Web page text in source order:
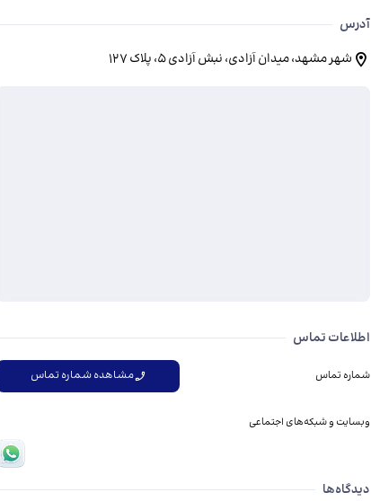
آدرس
شهر مشهد، میدان آزادی، نبش آزادی ۵، پلاک ۱۲۷
اطلاعات تماس
شماره تماس مشاهده شماره تماس
وبسایت و شبکه‌های اجتماعی
دیدگاه‌ها درباره آژانس مسافرتی احمد زاده و شرکا
دیدگاه‌ها